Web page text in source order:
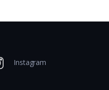
Instagram